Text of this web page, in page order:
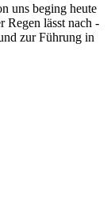
uns beging heute
Regen lässt nach -
zur Führung in